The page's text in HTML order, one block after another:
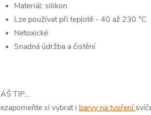
Materiál: silikon
Lze používat při teplotě - 40 až 230 °C
Netoxické
Snadná údržba a čistění
TIP...
si vybrat i barvy na tvoření